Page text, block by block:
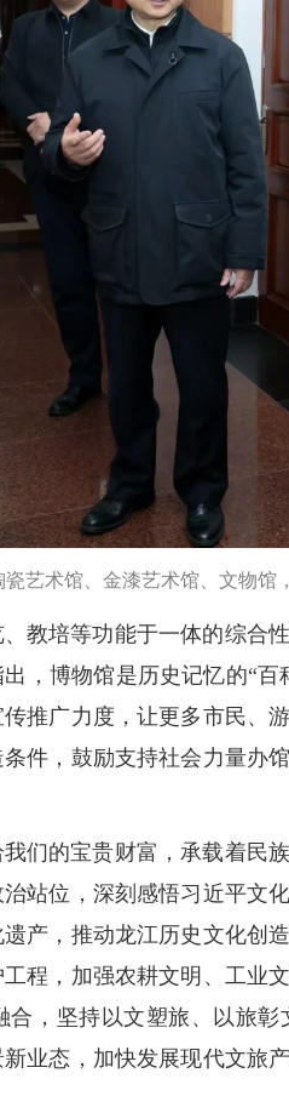
艺术馆、金漆艺术馆、文物馆
教培等功能于一体的综合
，博物馆是历史记忆的“
推广力度，让更多市民、
件，鼓励支持社会力量办
们的宝贵财富，承载着民
站位，深刻感悟习近平文
产，推动龙江历史文化创
程，加强农耕文明、工业
，坚持以文塑旅、以旅
业态，加快发展现代文旅